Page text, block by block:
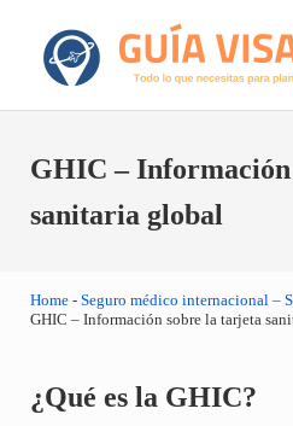
GuiaVisado.com - Guía
Otro sitio realizado con WordPress
GHIC –
sanitaria global
Home- Seguro médico internacional –
GHIC – Información sobre la tarjeta
¿Qué es la GHIC?